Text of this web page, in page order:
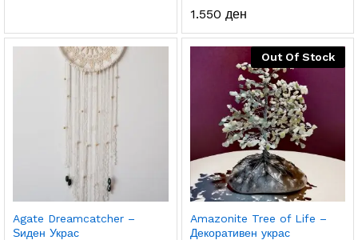
1.550 ден
Agate Dreamcatcher –
Ѕиден Украс
Out Of Stock
Amazonite Tree of Life –
Декоративен украс